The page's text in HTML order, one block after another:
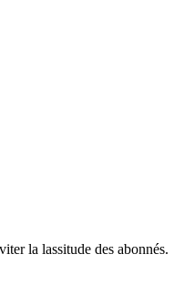
la lassitude des abonnés.